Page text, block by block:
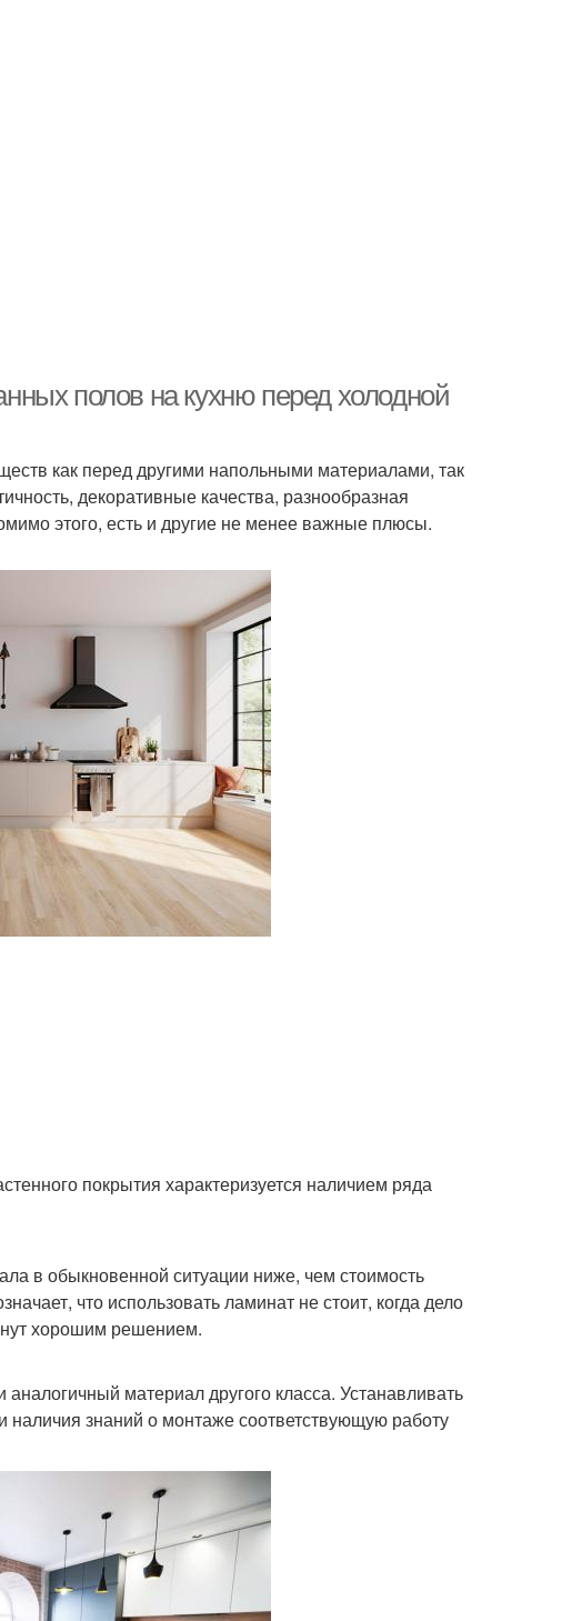
полов на кухню перед холодной
как перед другими напольными материалами, так
декоративные качества, разнообразная
этого, есть и другие не менее важные плюсы.
покрытия характеризуется наличием ряда
в обыкновенной ситуации ниже, чем стоимость
что использовать ламинат не стоит, когда дело
хорошим решением.
материал другого класса. Устанавливать
наличия знаний о монтаже соответствующую работу